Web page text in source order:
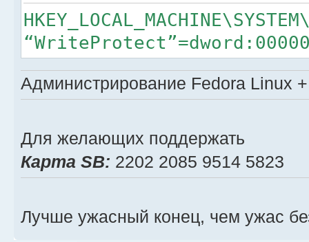
Администрирование Fedora Linux
Для желающих поддержать
Карта SB: 2202 2085 9514 5823
Лучше ужасный конец, чем ужас